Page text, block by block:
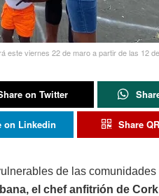
este viernes 22 de maro a partir de las 12
on Twitter
on Linkedin Share
de las comunidades
el chef anfitrión de